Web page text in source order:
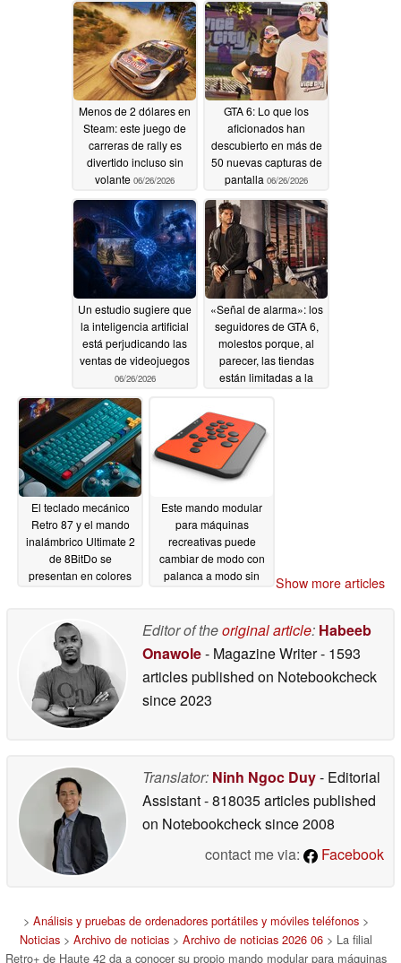
descuento del 95 % en
Steam06/26/2026
Menos de 2 dólares en
Steam: este juego de
carreras de rally es
divertido incluso sin
volante 06/26/2026
GTA 6: Lo que los
aficionados han
descubierto en más de
50 nuevas capturas de
pantalla 06/26/2026
Un estudio sugiere que
la inteligencia artificial
está perjudicando las
ventas de videojuegos
06/26/2026
«Señal de alarma»: los
seguidores de GTA 6,
molestos porque, al
parecer, las tiendas
están limitadas a la
El teclado mecánico
Retro 87 y el mando
inalámbrico Ultimate 2
de 8BitDo se
presentan en colores
Este mando modular
para máquinas
recreativas puede
cambiar de modo con
palanca a modo sin
Show more articles
Editor of theoriginal article: Habeeb
Onawole- Magazine Writer- 1593
articles published on Notebookcheck
since 2023
Translator: Ninh Ngoc Duy- Editorial
Assistant- 818035 articles published
on Notebookchecksince 2008
contact me via:
Facebook
> Análisis y pruebas de ordenadores portátiles y móviles teléfonos >
Noticias > Archivo de noticias > Archivo de noticias 2026 06 > La filial
Retro+ de Haute 42 da a conocer su propio mando modular para máquinas